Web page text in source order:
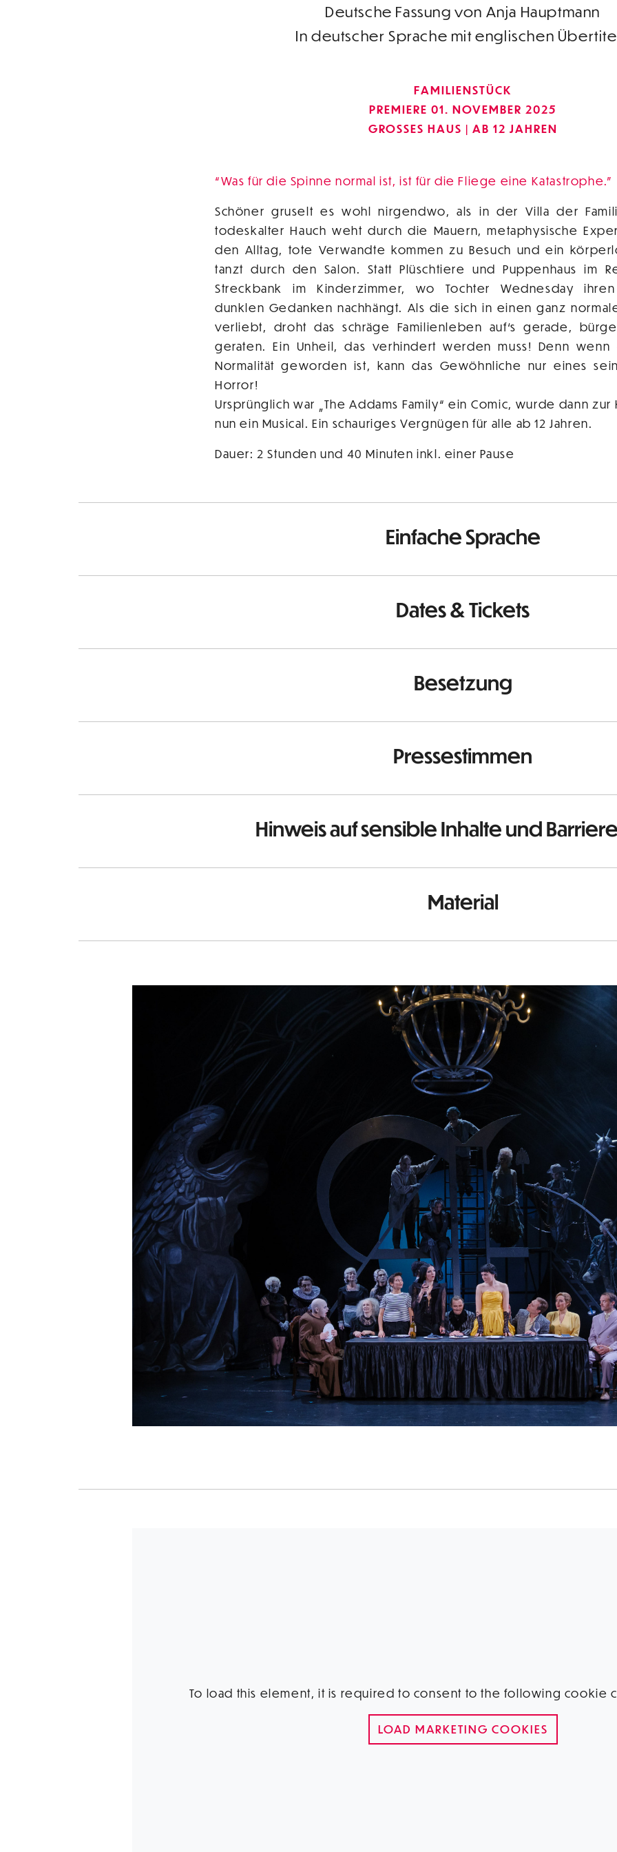
Deutsche Fassung von Anja Hauptmann
In deutscher Sprache mit englischen
FAMILIENSTÜCK
PREMIERE 01. NOVEMBER 2025
GROSSES HAUS
AB 12 JAHREN
Was für die Spinne normal ist, ist für die Fliege eine Katastrophe.
Schöner gruselt es wohl nirgendwo, als in der Villa der
todeskalter Hauch weht durch die Mauern, metaphysische
den Alltag, tote Verwandte kommen zu Besuch und ein
tanzt durch den Salon. Statt Plüschtiere und Puppenhaus im
Streckbank im Kinderzimmer, wo Tochter Wednesday ihren
dunklen Gedanken nachhängt. Als die sich in einen ganz
verliebt, droht das schräge Familienleben auf‘s gerade,
geraten. Ein Unheil, das verhindert werden muss! Denn
Normalität geworden ist, kann das Gewöhnliche nur eines
Horror!
Ursprünglich war „The Addams Family“ ein Comic, wurde dann zur
nun ein Musical. Ein schauriges Vergnügen für alle ab 12 Jahren.
Dauer: 2 Stunden und 40 Minuten inkl. einer Pause
Einfache Sprache
Dates & Tickets
Besetzung
Pressestimmen
Hinweis auf sensible Inhalte und
Material
To load this element, it is required to consent to the following cookie
LOAD MARKETING COOKIES